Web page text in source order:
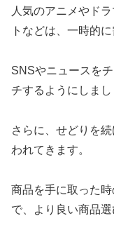
人気のアニメやド
トなどは、一時的
SNSやニュースを
チするようにしまし
さらに、せどりを
われてきます。
商品を手に取った
で、より良い商品